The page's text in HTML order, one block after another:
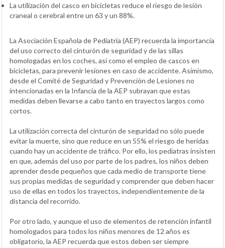
La utilización del casco en bicicletas reduce el riesgo de lesión
craneal o cerebral entre un 63 y un 88%.
La Asociación Española de Pediatría (AEP) recuerda la importancia
del uso correcto del cinturón de seguridad y de las sillas
homologadas en los coches, así como el empleo de cascos en
bicicletas, para prevenir lesiones en caso de accidente. Asimismo,
desde el Comité de Seguridad y Prevención de Lesiones no
intencionadas en la Infancia de la AEP subrayan que estas
medidas deben llevarse a cabo tanto en trayectos largos como
cortos.
La utilización correcta del cinturón de seguridad no sólo puede
evitar la muerte, sino que reduce en un 55% el riesgo de heridas
cuando hay un accidente de tráfico. Por ello, los pediatras insisten
en que, además del uso por parte de los padres, los niños deben
aprender desde pequeños que cada medio de transporte tiene
sus propias medidas de seguridad y comprender que deben hacer
uso de ellas en todos los trayectos, independientemente de la
distancia del recorrido.
Por otro lado, y aunque el uso de elementos de retención infantil
homologados para todos los niños menores de 12 años es
obligatorio, la AEP recuerda que estos deben ser siempre